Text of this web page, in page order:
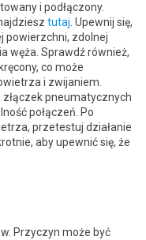
i podłączony.
tutaj . Upewnij się,
powierzchni, zdolnej
węża. Sprawdź również,
co może
i zwijaniem.
pneumatycznych
połączeń. Po
przetestuj działanie
aby upewnić się, że
Przyczyn może być